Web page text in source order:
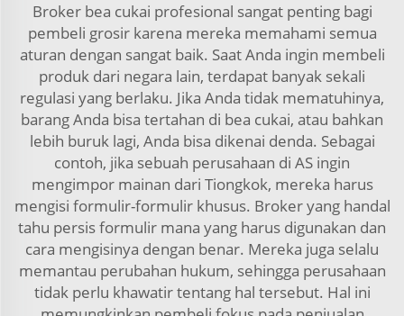
Broker bea cukai profesional sangat penting bagi
pembeli grosir karena mereka memahami semua
aturan dengan sangat baik. Saat Anda ingin membeli
produk dari negara lain, terdapat banyak sekali
regulasi yang berlaku. Jika Anda tidak mematuhinya,
barang Anda bisa tertahan di bea cukai, atau bahkan
lebih buruk lagi, Anda bisa dikenai denda. Sebagai
contoh, jika sebuah perusahaan di AS ingin
mengimpor mainan dari Tiongkok, mereka harus
mengisi formulir-formulir khusus. Broker yang handal
tahu persis formulir mana yang harus digunakan dan
cara mengisinya dengan benar. Mereka juga selalu
memantau perubahan hukum, sehingga perusahaan
tidak perlu khawatir tentang hal tersebut. Hal ini